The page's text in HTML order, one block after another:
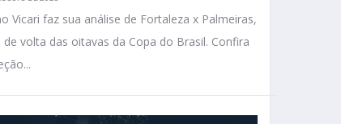
Vicari faz sua análise de Fortaleza x Palmeiras,
de volta das oitavas da Copa do Brasil. Confira